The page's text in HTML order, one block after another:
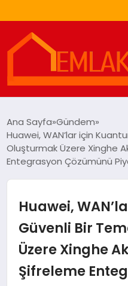
EKONOMI
EĞITIM
MAGAZIN
SAĞLIK
Ana Sayfa Gündem
Huawei, WAN’lar için
Oluşturmak Üzere Xinghe
Entegrasyon Çözümünü
Huawei,
Güvenli Bir
Üzere Xinghe
Şifreleme